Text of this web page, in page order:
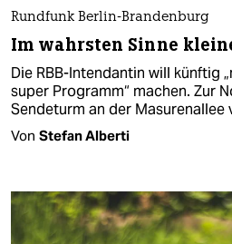
Rundfunk Berlin-Brandenburg
Im wahrsten Sinne
Die RBB-Intendantin will künftig
super Programm“ machen. Zur
Sendeturm an der Masurenallee
Von Stefan Alberti